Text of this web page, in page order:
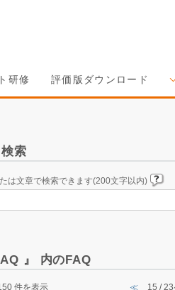
研修 評価版ダウンロード
索
は文章で検索できます(200文字以内)
』 内のFAQ
件を表示 ≪ 15 /